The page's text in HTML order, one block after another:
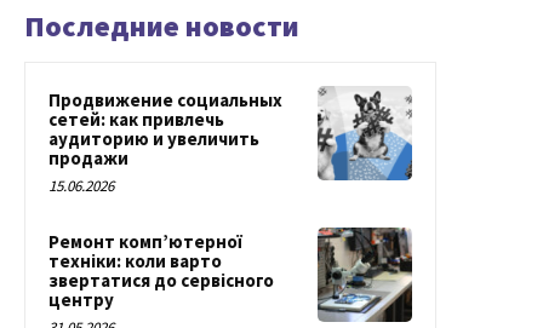
Последние новости
Продвижение социальных
сетей: как привлечь
аудиторию и увеличить
продажи
15.06.2026
Ремонт комп’ютерної
техніки: коли варто
звертатися до сервісного
центру